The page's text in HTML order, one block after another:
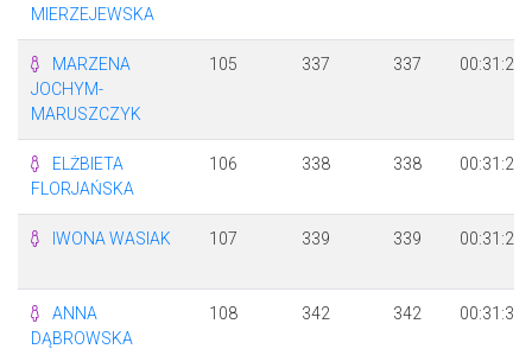
MIERZEJEWSKA
MARZENA
JOCHYM-
MARUSZCZYK
105 337 337 00:31:27
ELŻBIETA
FLORJAŃSKA
106 338 338 00:31:28
IWONA WASIAK 107 339 339 00:31:28
ANNA
DĄBROWSKA
108 342 342 00:31:32